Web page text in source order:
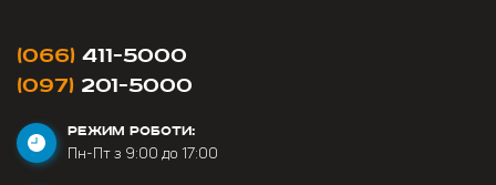
(066) 411-5000
(097) 201-5000
РЕЖИМ РОБОТИ:
Пн-Пт з 9:00 до 17:00